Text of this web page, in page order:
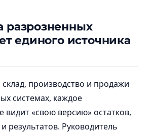
разрозненных
единого источника
склад, производство и продажи
системах, каждое
видит «свою версию» остатков,
результатов. Руководитель